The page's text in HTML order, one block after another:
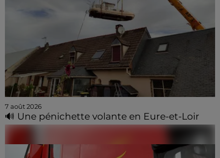
7 août 2026
🔊 Une pénichette volante en Eure-et-Loir